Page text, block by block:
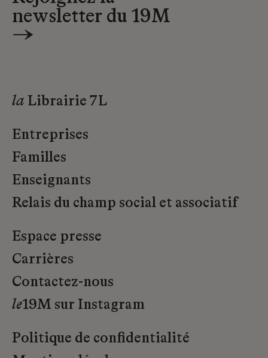
newsletter du 19M
→
la Librairie 7L
Entreprises
Familles
Enseignants
Relais du champ social et associatif
Espace presse
Carrières
Contactez-nous
le19M sur Instagram
Politique de confidentialité